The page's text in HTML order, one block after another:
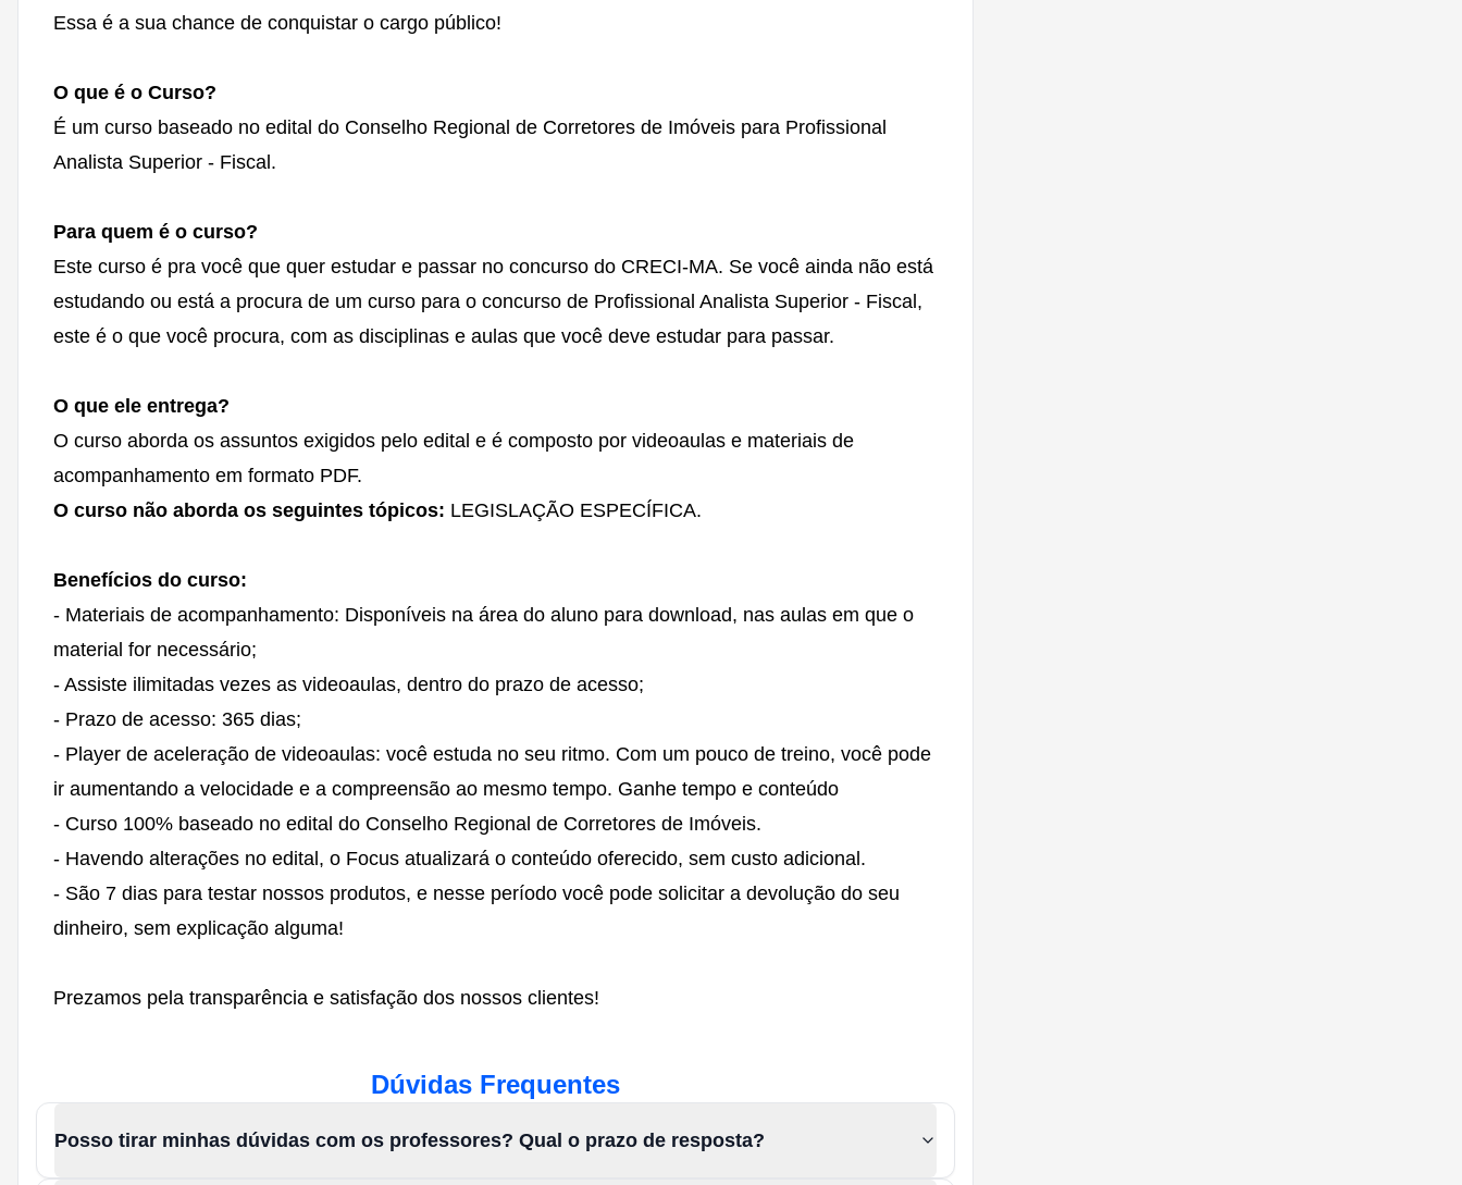
Essa é a sua chance de conquistar o cargo público!
O que é o Curso?
É um curso baseado no edital do Conselho Regional de Corretores de Imóveis para Profissional
Analista Superior - Fiscal.
Para quem é o curso?
Este curso é pra você que quer estudar e passar no concurso do CRECI-MA. Se você ainda não está
estudando ou está a procura de um curso para o concurso de Profissional Analista Superior - Fiscal,
este é o que você procura, com as disciplinas e aulas que você deve estudar para passar.
O que ele entrega?
O curso aborda os assuntos exigidos pelo edital e é composto por videoaulas e materiais de
acompanhamento em formato PDF.
O curso não aborda os seguintes tópicos: LEGISLAÇÃO ESPECÍFICA.
Benefícios do curso:
- Materiais de acompanhamento: Disponíveis na área do aluno para download, nas aulas em que o
material for necessário;
- Assiste ilimitadas vezes as videoaulas, dentro do prazo de acesso;
- Prazo de acesso: 365 dias;
- Player de aceleração de videoaulas: você estuda no seu ritmo. Com um pouco de treino, você pode
ir aumentando a velocidade e a compreensão ao mesmo tempo. Ganhe tempo e conteúdo
- Curso 100% baseado no edital do Conselho Regional de Corretores de Imóveis.
- Havendo alterações no edital, o Focus atualizará o conteúdo oferecido, sem custo adicional.
- São 7 dias para testar nossos produtos, e nesse período você pode solicitar a devolução do seu
dinheiro, sem explicação alguma!
Prezamos pela transparência e satisfação dos nossos clientes!
Dúvidas Frequentes
Posso tirar minhas dúvidas com os professores? Qual o prazo de resposta?